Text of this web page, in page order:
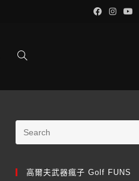
高爾夫武器瘋子 Golf FUNS